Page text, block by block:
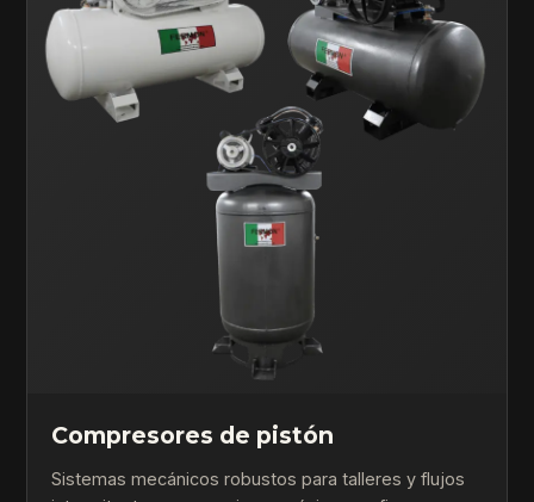
Compresores de pistón
Sistemas mecánicos robustos para talleres y flujos